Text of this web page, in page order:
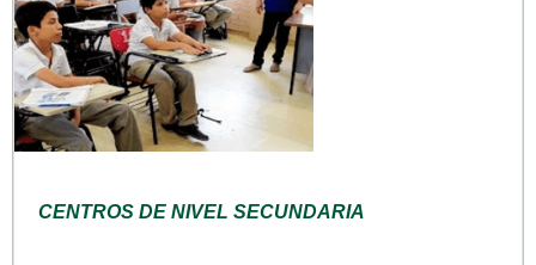
CENTROS DE NIVEL SECUNDARIA